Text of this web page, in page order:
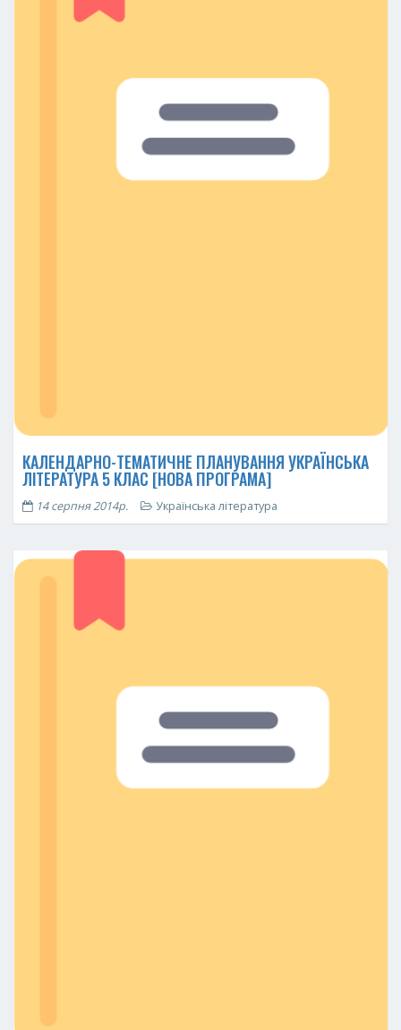
КАЛЕНДАРНО-ТЕМАТИЧНЕ ПЛАНУВАННЯ УКРАЇНСЬКА
ЛІТЕРАТУРА 5 КЛАС [НОВА ПРОГРАМА]
14 серпня 2014р. Українська література